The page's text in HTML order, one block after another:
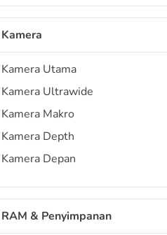
Kamera
Kamera Utama
Kamera Ultrawide
Kamera Makro
Kamera Depth
Kamera Depan
RAM & Penyimpanan